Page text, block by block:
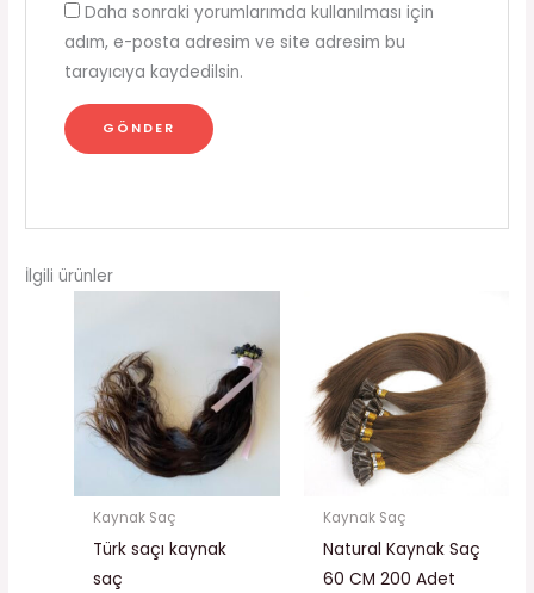
Daha sonraki yorumlarımda kullanılması için
adım, e-posta adresim ve site adresim bu
tarayıcıya kaydedilsin.
İlgili ürünler
Kaynak Saç
Türk saçı kaynak
saç
₺21,000.00.
Kaynak Saç
Natural Kaynak Saç
60 CM 200 Adet
₺12,000.00.